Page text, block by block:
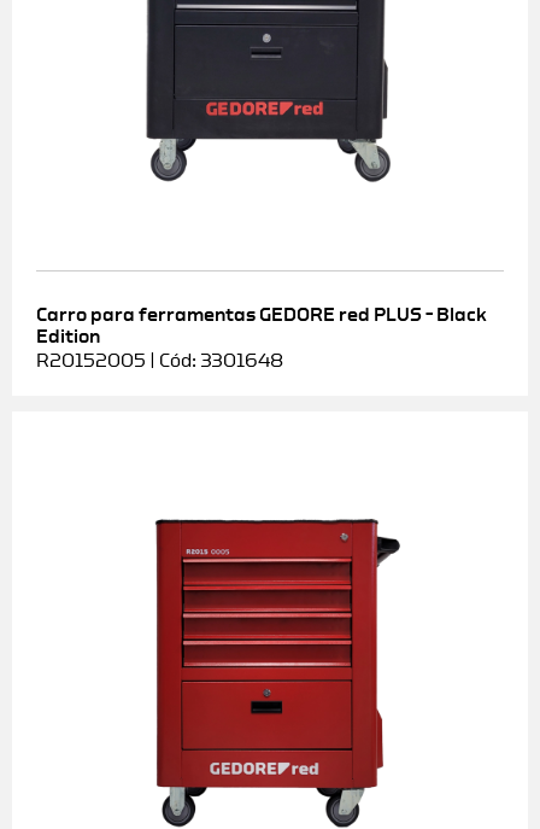
Carro para ferramentas GEDORE red PLUS – Black
Edition
R20152005 | Cód: 3301648